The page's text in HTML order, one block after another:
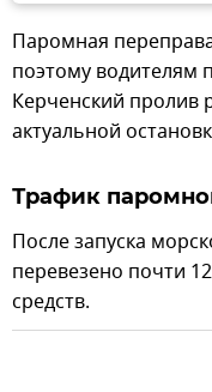
Паромная
поэтому водителям
Керченский пролив
актуальной
Трафик
После запуска
перевезено почти
средств.